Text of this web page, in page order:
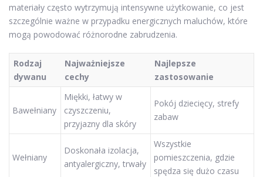
materiały często wytrzymują intensywne użytkowanie, co jest
szczególnie ważne w przypadku energicznych maluchów, które
mogą powodować różnorodne zabrudzenia.
Rodzaj
dywanu
Najważniejsze
cechy
Najlepsze
zastosowanie
Bawełniany
Miękki, łatwy w
czyszczeniu,
przyjazny dla skóry
Pokój dziecięcy, strefy
zabaw
Wełniany
Doskonała izolacja,
antyalergiczny, trwały
Wszystkie
pomieszczenia, gdzie
spędza się dużo czasu